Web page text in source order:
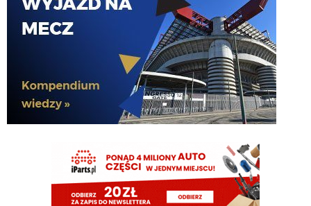
Jak tam Adriano, co słychać
G3nesis
07.08.2026 19:15
FENDI_SOSA 07.08.2026 18:56
Adriano ty already dead a nie forever he xd
Adriano_forever 07.08.2026 18:30
mnie też zbanował za danie reakcji haha na jego ostatnie stanowisko które
było ostatnie ostatnim ostatniejsze i najostatniejsze